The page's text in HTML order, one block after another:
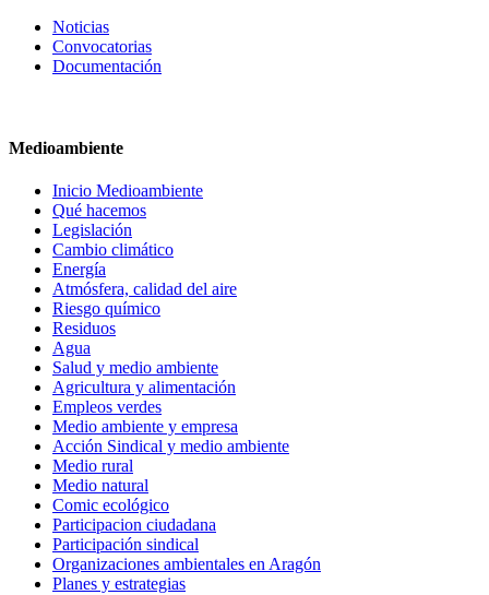
Noticias
Convocatorias
Documentación
Medioambiente
Inicio Medioambiente
Qué hacemos
Legislación
Cambio climático
Energía
Atmósfera, calidad del aire
Riesgo químico
Residuos
Agua
Salud y medio ambiente
Agricultura y alimentación
Empleos verdes
Medio ambiente y empresa
Acción Sindical y medio ambiente
Medio rural
Medio natural
Comic ecológico
Participacion ciudadana
Participación sindical
Organizaciones ambientales en Aragón
Planes y estrategias